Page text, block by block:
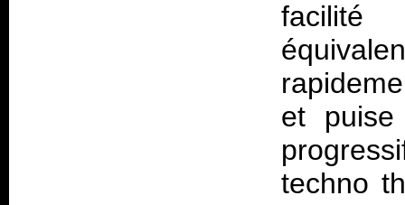
facilité
et
techno